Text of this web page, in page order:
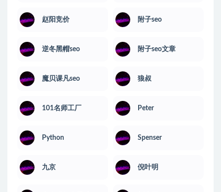
赵阳竞价 附子seo
逆冬黑帽seo 附子seo文章
魔贝课凡seo 狼叔
101名师工厂 Peter
Python Spenser
九京 倪叶明